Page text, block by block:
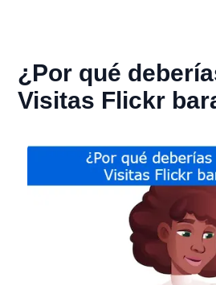
¿Por qué
Visitas Flickr